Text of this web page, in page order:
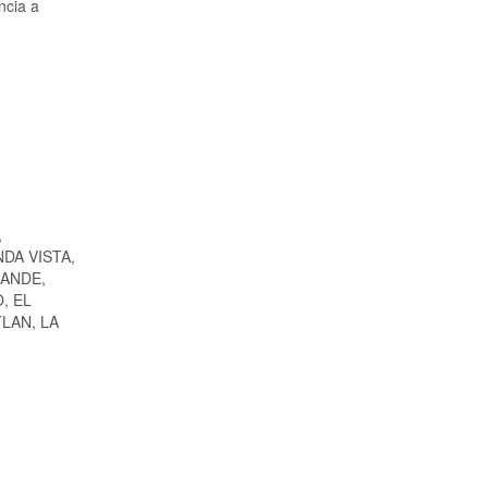
a
VISTA,
EL
LA